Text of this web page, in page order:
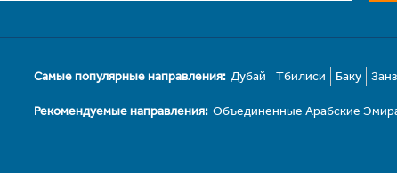
Самые популярные направления: Дубай Тбилиси Баку
Рекомендуемые направления: Объединенные Арабские